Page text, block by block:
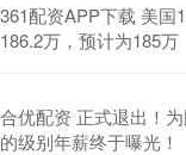
361配资APP下载 美国
186.2万，预计为185万
合优配资 正式退出！
的级别年薪终于曝光！